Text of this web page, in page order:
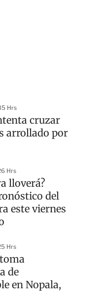
Hrs
cruzar
arrollado por
Hrs
lloverá?
del
este viernes
Hrs
de
en Nopala,